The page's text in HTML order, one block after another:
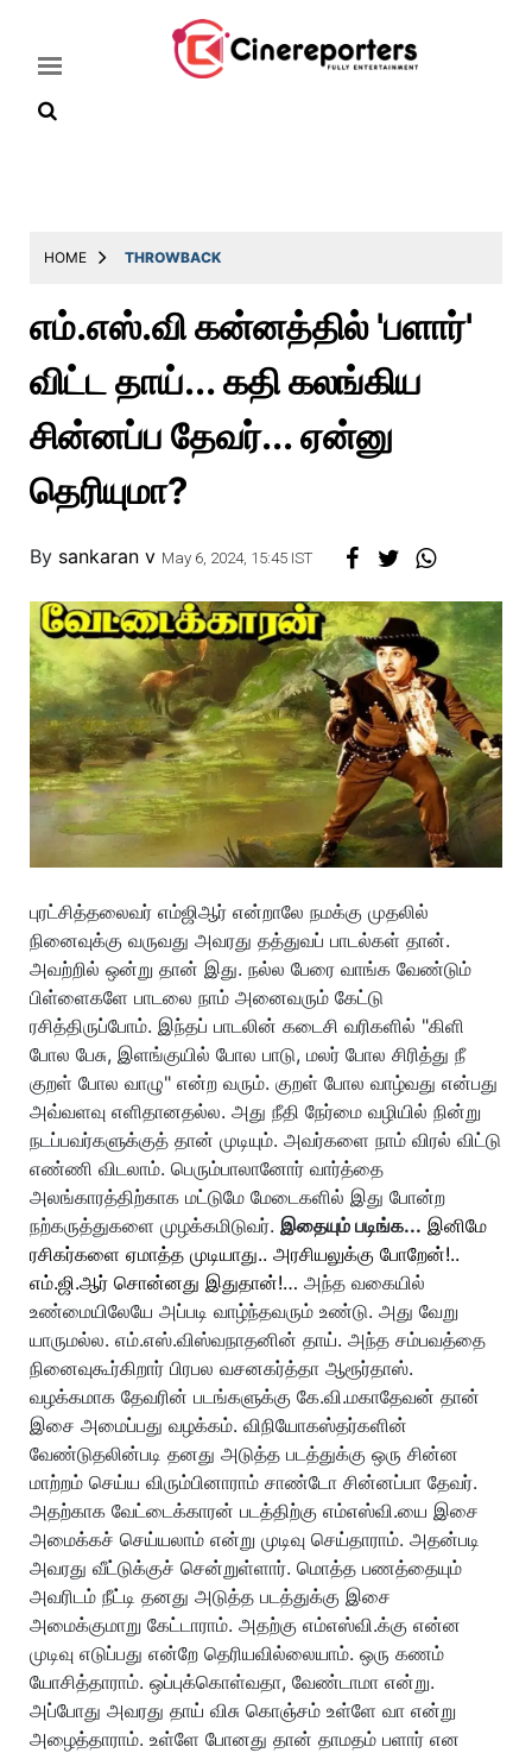
Latest
Throwback
Television
Reviews
Story
HOME THROWBACK
எம்.எஸ்.வி கன்னத்தில் 'பளார்'
விட்ட தாய்... கதி கலங்கிய
சின்னப்ப தேவர்... ஏன்னு
தெரியுமா?
By sankaran v May 6, 2024, 15:45 IST
புரட்சித்தலைவர் எம்ஜிஆர் என்றாலே நமக்கு முதலில்
நினைவுக்கு வருவது அவரது தத்துவப் பாடல்கள் தான்.
அவற்றில் ஒன்று தான் இது. நல்ல பேரை வாங்க வேண்டும்
பிள்ளைகளே பாடலை நாம் அனைவரும் கேட்டு
ரசித்திருப்போம். இந்தப் பாடலின் கடைசி வரிகளில் "கிளி
போல பேசு, இளங்குயில் போல பாடு, மலர் போல சிரித்து நீ
குறள் போல வாழு" என்ற வரும். குறள் போல வாழ்வது என்பது
அவ்வளவு எளிதானதல்ல. அது நீதி நேர்மை வழியில் நின்று
நடப்பவர்களுக்குத் தான் முடியும். அவர்களை நாம் விரல் விட்டு
எண்ணி விடலாம். பெரும்பாலானோர் வார்த்தை
அலங்காரத்திற்காக மட்டுமே மேடைகளில் இது போன்ற
நற்கருத்துகளை முழக்கமிடுவர். இதையும் படிங்க... இனிமே
ரசிகர்களை ஏமாத்த முடியாது.. அரசியலுக்கு போறேன்!..
எம்.ஜி.ஆர் சொன்னது இதுதான்!… அந்த வகையில்
உண்மையிலேயே அப்படி வாழ்ந்தவரும் உண்டு. அது வேறு
யாருமல்ல. எம்.எஸ்.விஸ்வநாதனின் தாய். அந்த சம்பவத்தை
நினைவுகூர்கிறார் பிரபல வசனகர்த்தா ஆரூர்தாஸ்.
வழக்கமாக தேவரின் படங்களுக்கு கே.வி.மகாதேவன் தான்
இசை அமைப்பது வழக்கம். விநியோகஸ்தர்களின்
வேண்டுதலின்படி தனது அடுத்த படத்துக்கு ஒரு சின்ன
மாற்றம் செய்ய விரும்பினாராம் சாண்டோ சின்னப்பா தேவர்.
அதற்காக வேட்டைக்காரன் படத்திற்கு எம்எஸ்வி.யை இசை
அமைக்கச் செய்யலாம் என்று முடிவு செய்தாராம். அதன்படி
அவரது வீட்டுக்குச் சென்றுள்ளார். மொத்த பணத்தையும்
அவரிடம் நீட்டி தனது அடுத்த படத்துக்கு இசை
அமைக்குமாறு கேட்டாராம். அதற்கு எம்எஸ்வி.க்கு என்ன
முடிவு எடுப்பது என்றே தெரியவில்லையாம். ஒரு கணம்
யோசித்தாராம். ஒப்புக்கொள்வதா, வேண்டாமா என்று.
அப்போது அவரது தாய் விசு கொஞ்சம் உள்ளே வா என்று
அழைத்தாராம். உள்ளே போனது தான் தாமதம் பளார் என